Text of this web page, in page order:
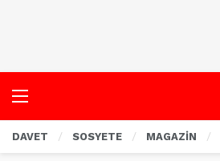
DAVET SOSYETE MAGAZİN